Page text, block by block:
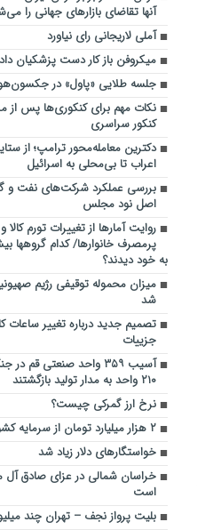
آنها تقاضای بازارهای جهانی را
آملی لاریجانی رای نیاورد
میکروفن باز کار دست پزشکیان
جلسه طلایی «پاول» در
نکات مهم برای کنکوری‌ها پس از
کنکور سراسری
دکترین معامله‌محور ترامپ؛ از
اعراب تا بی‌محلی به اسرائیل
بررسی عملکرد شرکت‌های نفت و
اصل نود مجلس
روایت آمارها از تغییرات تورم
پرمصرف خانوارها/ کدام گروهها
به خود دیدند؟
میزان محموله توقیفی رژیم
شد
جزییات
آسیب ۳۵۹ واحد صنعتی قم
۲۱۰ واحد به مدار تولید بازگشتند
نرخ ارز گمرکی چیست؟
۲ هزار میلیارد تومان از سرمایه کشور دود شد!
خواستگارهای دلار زیاد شد
خراسان شمالی در عزای صادق آل
است
بلیت پرواز نجف – تهران چند